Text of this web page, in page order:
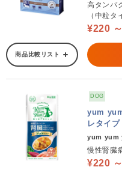
高タンパ
（中粒タ
¥220 ～
商品比較リスト
DOG
yum
レタイプ
yum yum
慢性腎臓
¥220 ～